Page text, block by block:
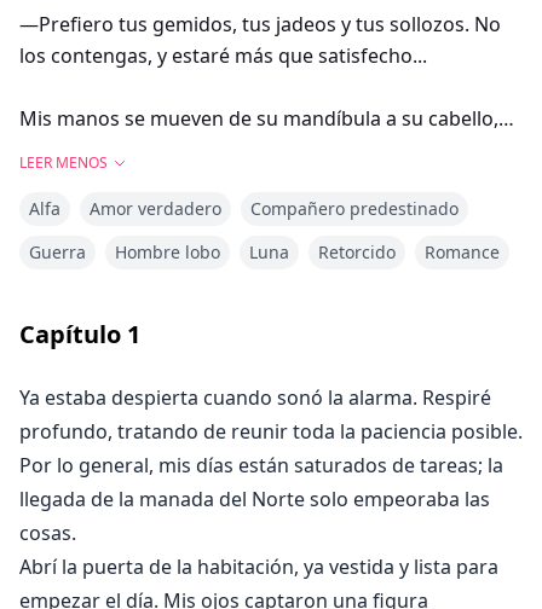
—Prefiero tus gemidos, tus jadeos y tus sollozos. No
los contengas, y estaré más que satisfecho...
Mis manos se mueven de su mandíbula a su cabello,
húmedo justo al lado de mi ombligo. Me tenso
mientras dejo escapar un jadeo. Él sube, cubriendo mi
completamente fuera y su boca está en mi cuello.
Aelin ha sido maltratada por su manada desde que
tiene memoria, pero a medida que las amenazas del
Reino de los Vampiros se vuelven más y más
palpables, su manada tiene que llamar a los Norteños
para que los ayuden a entrenar y prepararse para el
Reino de los Vampiros. ¿Qué sucede cuando el Alfa del
LEER MENOS
Alfa Amor verdadero
Compañero predestinado
Guerra
Hombre lobo Luna Retorcido Romance
Capítulo 1
Ya estaba despierta cuando sonó la alarma. Respiré
profundo, tratando de reunir toda la paciencia posible.
Por lo general, mis días están saturados de tareas; la
llegada de la manada del Norte solo empeoraba las
cosas.
Abrí la puerta de la habitación, ya vestida y lista para
empezar el día. Mis ojos captaron una figura